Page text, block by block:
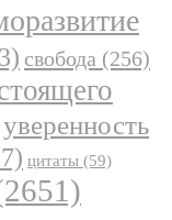
свобода (256)
уверенность
цитаты (59)